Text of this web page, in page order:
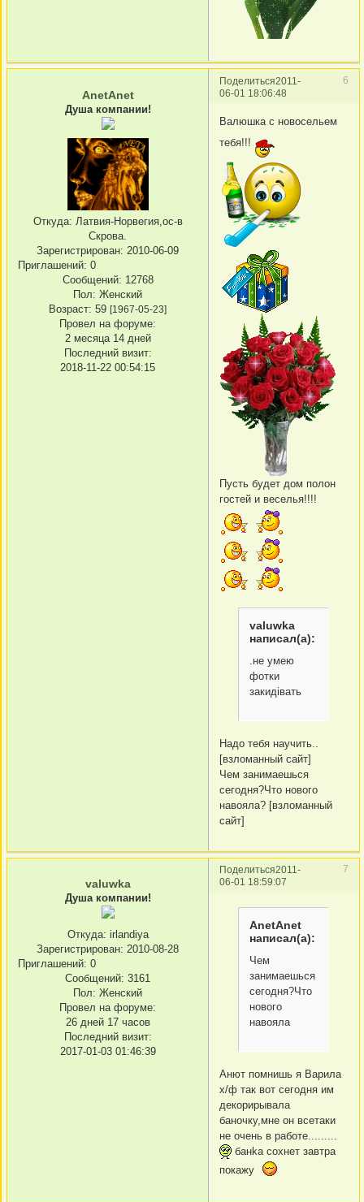
Поделиться 6
2011-
06-01 18:06:48
AnetAnet
Душа компании!
Откуда: Латвия-Норвегия,ос-в
Скрова.
Зарегистрирован: 2010-06-09
Приглашений: 0
Сообщений: 12768
Пол: Женский
Возраст: 59 [1967-05-23]
Провел на форуме:
2 месяца 14 дней
Последний визит:
2018-11-22 00:54:15
Валюшка с новосельем
тебя!!!
Пусть будет дом полон
гостей и веселья!!!!
valuwka
написал(а):
.не умею
фотки
закидiвать
Надо тебя научить..
[взломанный сайт]
Чем занимаешься
сегодня?Что нового
навояла? [взломанный
сайт]
Поделиться 7
2011-
06-01 18:59:07
valuwka
Душа компании!
Откуда: irlandiya
Зарегистрирован: 2010-08-28
Приглашений: 0
Сообщений: 3161
Пол: Женский
Провел на форуме:
26 дней 17 часов
Последний визит:
2017-01-03 01:46:39
AnetAnet
написал(а):
Чем
занимаешься
сегодня?Что
нового
навояла
Анют помнишь я Bарила
х/ф так вот сегодня им
декорирывала
баночку,мне он всетаки
не очень в работе.........
банkа сохнет завтра
покажу